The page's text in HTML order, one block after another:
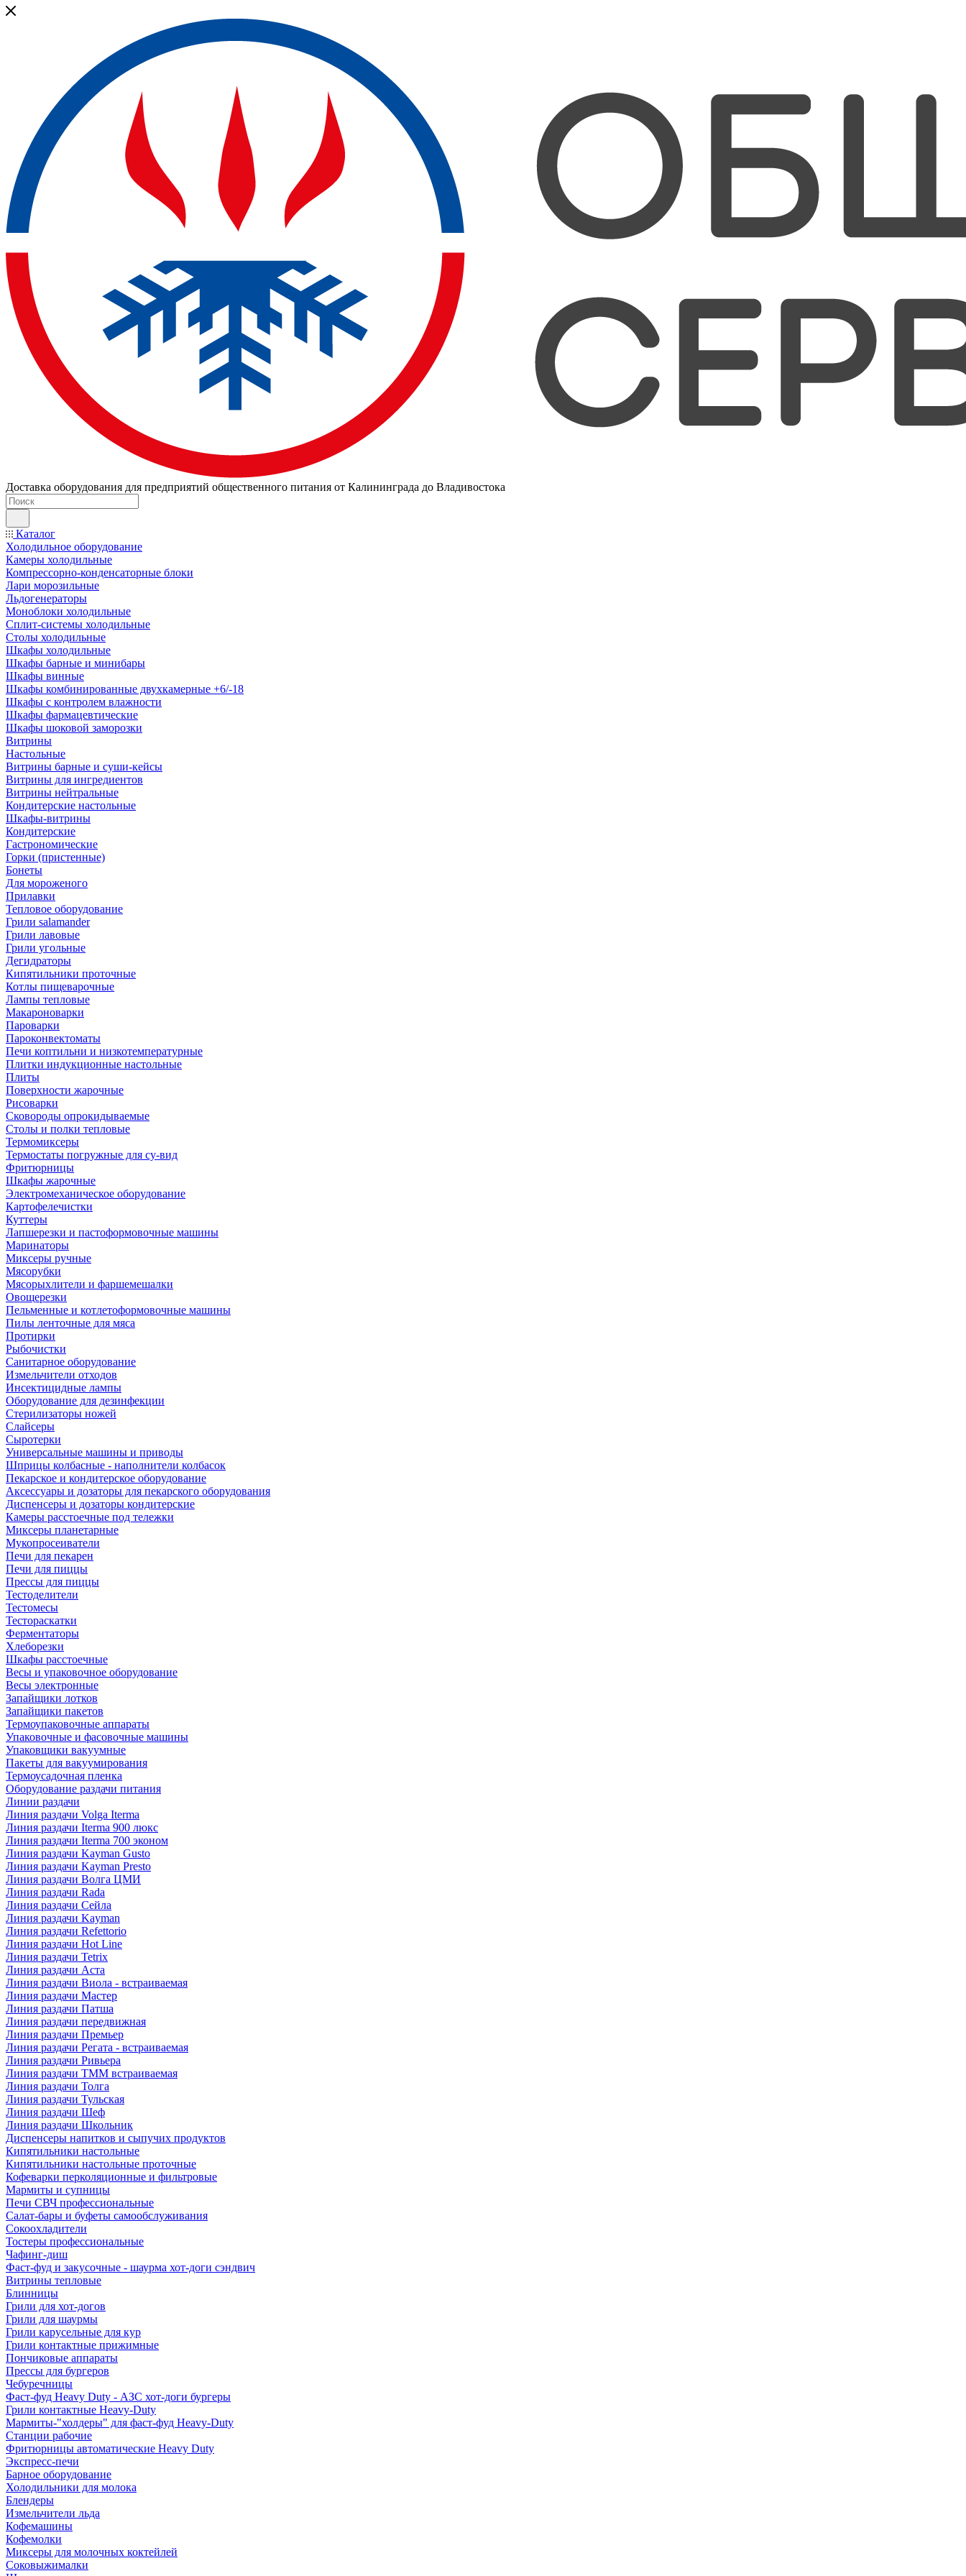
Доставка оборудования для предприятий общественного питания от Калининграда до Владивостока
Каталог
Холодильное оборудование
Камеры холодильные
Компрессорно-конденсаторные блоки
Лари морозильные
Льдогенераторы
Моноблоки холодильные
Сплит-системы холодильные
Столы холодильные
Шкафы холодильные
Шкафы барные и минибары
Шкафы винные
Шкафы комбинированные двухкамерные +6/-18
Шкафы с контролем влажности
Шкафы фармацевтические
Шкафы шоковой заморозки
Витрины
Настольные
Витрины барные и суши-кейсы
Витрины для ингредиентов
Витрины нейтральные
Кондитерские настольные
Шкафы-витрины
Кондитерские
Гастрономические
Горки (пристенные)
Бонеты
Для мороженого
Прилавки
Тепловое оборудование
Грили salamander
Грили лавовые
Грили угольные
Дегидраторы
Кипятильники проточные
Котлы пищеварочные
Лампы тепловые
Макароноварки
Пароварки
Пароконвектоматы
Печи коптильни и низкотемпературные
Плитки индукционные настольные
Плиты
Поверхности жарочные
Рисоварки
Сковороды опрокидываемые
Столы и полки тепловые
Термомиксеры
Термостаты погружные для су-вид
Фритюрницы
Шкафы жарочные
Электромеханическое оборудование
Картофелечистки
Куттеры
Лапшерезки и пастоформовочные машины
Маринаторы
Миксеры ручные
Мясорубки
Мясорыхлители и фаршемешалки
Овощерезки
Пельменные и котлетоформовочные машины
Пилы ленточные для мяса
Протирки
Рыбочистки
Санитарное оборудование
Измельчители отходов
Инсектицидные лампы
Оборудование для дезинфекции
Стерилизаторы ножей
Слайсеры
Сыротерки
Универсальные машины и приводы
Шприцы колбасные - наполнители колбасок
Пекарское и кондитерское оборудование
Аксессуары и дозаторы для пекарского оборудования
Диспенсеры и дозаторы кондитерские
Камеры расстоечные под тележки
Миксеры планетарные
Мукопросеиватели
Печи для пекарен
Печи для пиццы
Прессы для пиццы
Тестоделители
Тестомесы
Тестораскатки
Ферментаторы
Хлеборезки
Шкафы расстоечные
Весы и упаковочное оборудование
Весы электронные
Запайщики лотков
Запайщики пакетов
Термоупаковочные аппараты
Упаковочные и фасовочные машины
Упаковщики вакуумные
Пакеты для вакуумирования
Термоусадочная пленка
Оборудование раздачи питания
Линии раздачи
Линия раздачи Volga Iterma
Линия раздачи Iterma 900 люкс
Линия раздачи Iterma 700 эконом
Линия раздачи Kayman Gusto
Линия раздачи Kayman Presto
Линия раздачи Волга ЦМИ
Линия раздачи Rada
Линия раздачи Сейла
Линия раздачи Kayman
Линия раздачи Refettorio
Линия раздачи Hot Line
Линия раздачи Tetrix
Линия раздачи Аста
Линия раздачи Виола - встраиваемая
Линия раздачи Мастер
Линия раздачи Патша
Линия раздачи передвижная
Линия раздачи Премьер
Линия раздачи Регата - встраиваемая
Линия раздачи Ривьера
Линия раздачи ТММ встраиваемая
Линия раздачи Толга
Линия раздачи Тульская
Линия раздачи Шеф
Линия раздачи Школьник
Диспенсеры напитков и сыпучих продуктов
Кипятильники настольные
Кипятильники настольные проточные
Кофеварки перколяционные и фильтровые
Мармиты и супницы
Печи СВЧ профессиональные
Салат-бары и буфеты самообслуживания
Сокоохладители
Тостеры профессиональные
Чафинг-диш
Фаст-фуд и закусочные - шаурма хот-доги сэндвич
Витрины тепловые
Блинницы
Грили для хот-догов
Грили для шаурмы
Грили карусельные для кур
Грили контактные прижимные
Пончиковые аппараты
Прессы для бургеров
Чебуречницы
Фаст-фуд Heavy Duty - АЗС хот-доги бургеры
Грили контактные Heavy-Duty
Мармиты-"холдеры" для фаст-фуд Heavy-Duty
Станции рабочие
Фритюрницы автоматические Heavy Duty
Экспресс-печи
Барное оборудование
Холодильники для молока
Блендеры
Измельчители льда
Кофемашины
Кофемолки
Миксеры для молочных коктейлей
Соковыжималки